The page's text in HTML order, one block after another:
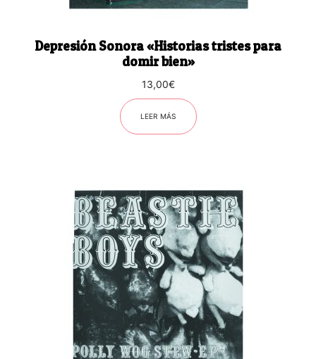
Depresión Sonora «Historias tristes para
domir bien»
13,00€
LEER MÁS